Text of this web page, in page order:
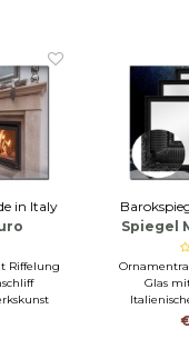
in Italy
Riffelung
Spiegel
Glas